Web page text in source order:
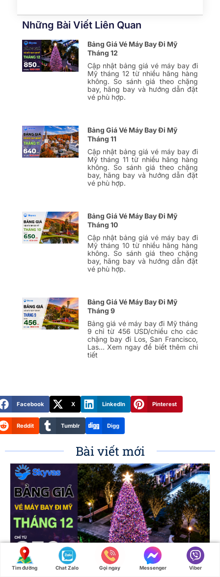
Những Bài Viết Liên Quan
Bảng Giá Vé Máy Bay Đi Mỹ
Tháng 12
Cập nhật bảng giá vé máy bay đi
Mỹ tháng 12 từ nhiều hãng hàng
không. So sánh giá theo chặng
bay, hãng bay và hướng dẫn đặt
vé phù hợp.
Bảng Giá Vé Máy Bay Đi Mỹ
Tháng 11
Cập nhật bảng giá vé máy bay đi
Mỹ tháng 11 từ nhiều hãng hàng
không. So sánh giá theo chặng
bay, hãng bay và hướng dẫn đặt
vé phù hợp.
Bảng Giá Vé Máy Bay Đi Mỹ
Tháng 10
Cập nhật bảng giá vé máy bay đi
Mỹ tháng 10 từ nhiều hãng hàng
không. So sánh giá theo chặng
bay, hãng bay và hướng dẫn đặt
vé phù hợp.
Bảng Giá Vé Máy Bay Đi Mỹ
Tháng 9
Bảng giá vé máy bay đi Mỹ tháng
9 chỉ từ 456 USD/chiều cho các
chặng bay đi Los, San Francisco,
Las… Xem ngay để biết thêm chi
tiết
Facebook X LinkedIn Pinterest
Reddit Tumblr Digg
Bài viết mới
Tìm đường Chat Zalo Gọi ngay Messenger Viber